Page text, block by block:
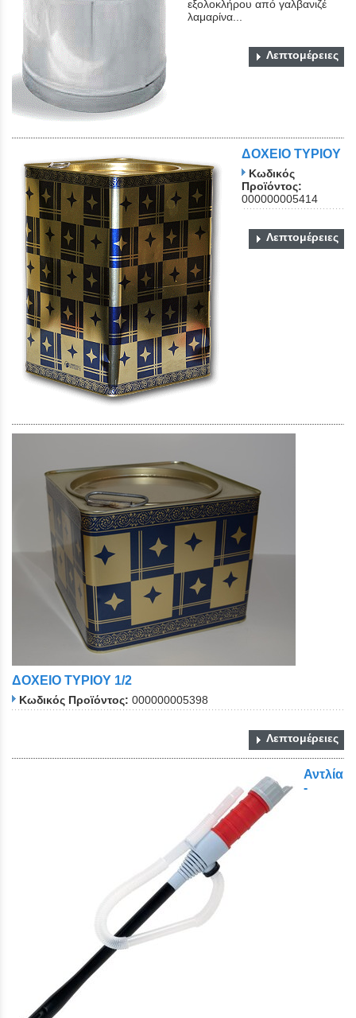
εξολοκλήρου από γαλβανιζέ
λαμαρίνα...
Λεπτομέρειες
ΔΟΧΕΙΟ ΤΥΡΙΟΥ
Κωδικός
Προϊόντος:
000000005414
Λεπτομέρειες
ΔΟΧΕΙΟ ΤΥΡΙΟΥ 1/2
Κωδικός Προϊόντος: 000000005398
Λεπτομέρειες
Αντλία
-